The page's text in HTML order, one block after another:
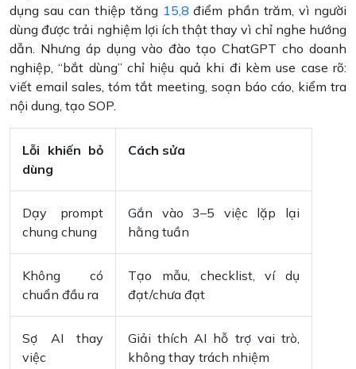
dụng sau can thiệp tăng 15,8 điểm phần trăm, vì người
dùng được trải nghiệm lợi ích thật thay vì chỉ nghe hướng
dẫn. Nhưng áp dụng vào đào tạo ChatGPT cho doanh
nghiệp, “bắt dùng” chỉ hiệu quả khi đi kèm use case rõ:
viết email sales, tóm tắt meeting, soạn báo cáo, kiểm tra
nội dung, tạo SOP.
Lỗi khiến bỏ
dùng
Cách sửa
Dạy prompt
chung chung
Gắn vào 3–5 việc lặp lại
hằng tuần
Không có
chuẩn đầu ra
Tạo mẫu, checklist, ví dụ
đạt/chưa đạt
Sợ AI thay
việc
Giải thích AI hỗ trợ vai trò,
không thay trách nhiệm